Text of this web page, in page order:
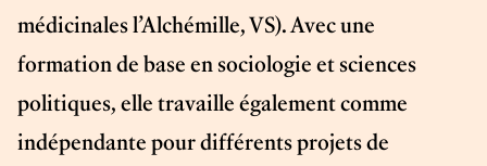
médicinales l’Alchémille, VS). Avec une
formation de base en sociologie et sciences
politiques, elle travaille également comme
indépendante pour différents projets de